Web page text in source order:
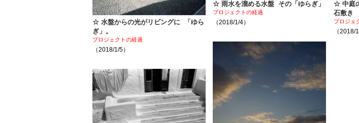
☆ 水盤からの光がリビングに 「ゆら
ぎ」。
プロジェクトの経過
（2018/1/5）
☆ 雨水を溜める水盤 その「ゆらぎ」
プロジェクトの経過
（2018/1/4）
☆ 中庭
石敷き
プロジェ
（2018/